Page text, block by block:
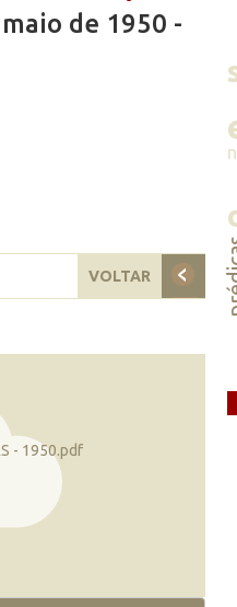
de 1950 -
VOLTAR
- 1950.pdf